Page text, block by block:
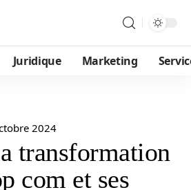
Juridique Marketing
2024
transformation
com et ses